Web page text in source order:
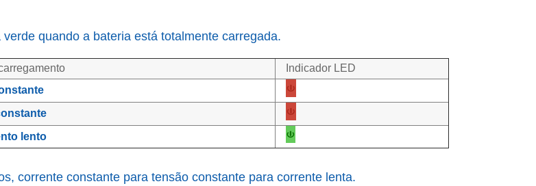
quando a bateria está totalmente carregada.
Indicador LED
lento
corrente constante para tensão constante para corrente lenta.